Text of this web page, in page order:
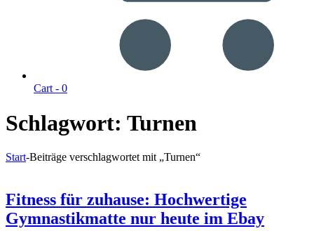
Cart - 0
Schlagwort: Turnen
Start-Beiträge verschlagwortet mit „Turnen“
Fitness für zuhause: Hochwertige
Gymnastikmatte nur heute im Ebay